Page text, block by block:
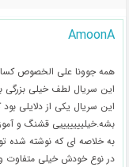
AmoonA
این سریال لطف خیلی بزرگی
این سریال یکی از دلایلی
بشه.خیلیییییییی قشنگ و
به خلاصه ای که نوشته شده
در نوع خودش خیلی متفاوت